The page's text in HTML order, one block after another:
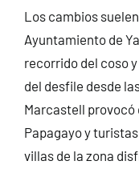
Los cambios
Ayuntamiento de
recorrido del coso
del desfile desde
Marcastell provocó
Papagayo y
villas de la zona